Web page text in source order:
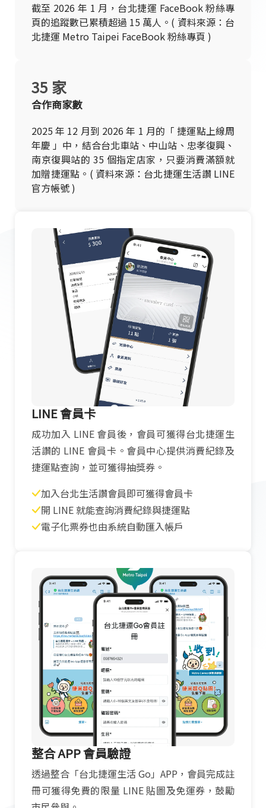
截至 2026 年 1 月，台北捷運 FaceBook 粉絲專
頁的追蹤數已累積超過 15 萬人。( 資料來源：台
北捷運 Metro Taipei FaceBook 粉絲專頁 )
合作商家數
2025 年 12 月到 2026 年 1 月的「 捷運點上線周
年慶 」中，結合台北車站、中山站、忠孝復興、
南京復興站的 35 個指定店家，只要消費滿額就
加贈捷運點。( 資料來源：台北捷運生活讚 LINE
官方帳號 )
35 家
LINE 會員卡
成功加入 LINE 會員後，會員可獲得台北捷運生
活讚的 LINE 會員卡。會員中心提供消費紀錄及
捷運點查詢，並可獲得抽獎券。
加入台北生活讚會員即可獲得會員卡
開 LINE 就能查詢消費紀錄與捷運點
電子化票券也由系統自動匯入帳戶
整合 APP 會員驗證
透過整合「台北捷運生活 Go」APP，會員完成註
冊可獲得免費的限量 LINE 貼圖及免運券，鼓勵